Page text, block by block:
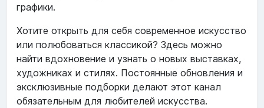
графики.
Хотите открыть для себя современное искусство
или полюбоваться классикой? Здесь можно
найти вдохновение и узнать о новых выставках,
художниках и стилях. Постоянные обновления и
эксклюзивные подборки делают этот канал
обязательным для любителей искусства.